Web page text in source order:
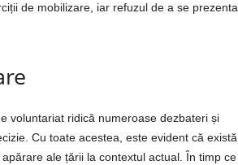
de mobilizare, iar refuzul de a se prezenta
voluntariat ridică numeroase dezbateri și
Cu toate acestea, este evident că există
ale țării la contextul actual. În timp ce